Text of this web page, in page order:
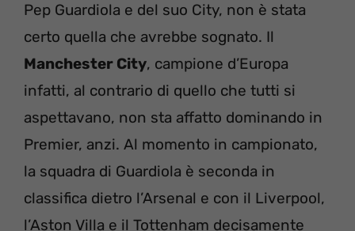
Pep Guardiola e del suo City, non è stata
certo quella che avrebbe sognato. Il
Manchester City, campione d’Europa
infatti, al contrario di quello che tutti si
aspettavano, non sta affatto dominando in
Premier, anzi. Al momento in campionato,
la squadra di Guardiola è seconda in
classifica dietro l’Arsenal e con il Liverpool,
l’Aston Villa e il Tottenham decisamente